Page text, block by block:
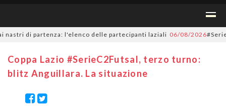
di partenza: l'elenco delle partecipanti laziali 06/08/2026
Coppa Lazio #SerieC2Futsal, terzo turno:
blitz Anguillara. La situazione